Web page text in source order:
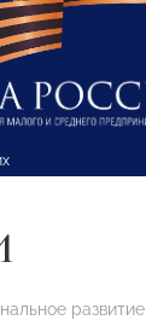
развитие